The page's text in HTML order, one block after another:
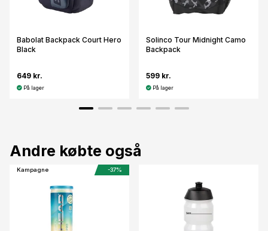
Babolat Backpack Court Hero
Black
649 kr.
På lager
Solinco Tour Midnight Camo
Backpack
599 kr.
På lager
Andre købte også
Kampagne -37%